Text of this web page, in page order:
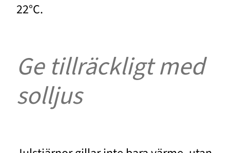
22°C.
Ge tillräckligt med
solljus